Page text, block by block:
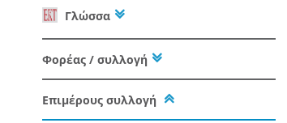
Γλώσσα
Φορέας / συλλογή
Επιμέρους συλλογή